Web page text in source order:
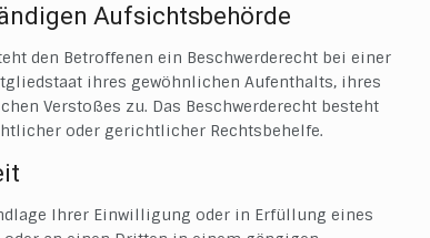
Aufsichtsbehörde
den Betroffenen ein Beschwerderecht bei einer
ihres gewöhnlichen Aufenthalts, ihres
Verstoßes zu. Das Beschwerderecht besteht
oder gerichtlicher Rechtsbehelfe.
Ihrer Einwilligung oder in Erfüllung eines